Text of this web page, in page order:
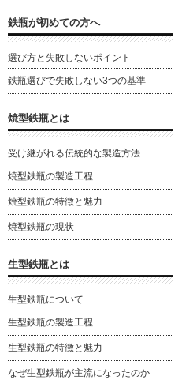
鉄瓶が初めての方へ
選び方と失敗しないポイント
鉄瓶選びで失敗しない3つの基準
焼型鉄瓶とは
受け継がれる伝統的な製造方法
焼型鉄瓶の製造工程
焼型鉄瓶の特徴と魅力
焼型鉄瓶の現状
生型鉄瓶とは
生型鉄瓶について
生型鉄瓶の製造工程
生型鉄瓶の特徴と魅力
なぜ生型鉄瓶が主流になったのか